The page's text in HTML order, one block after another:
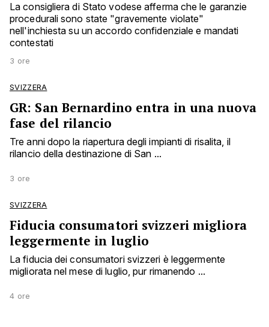
La consigliera di Stato vodese afferma che le garanzie
procedurali sono state "gravemente violate"
nell'inchiesta su un accordo confidenziale e mandati
contestati
3 ore
SVIZZERA
GR: San Bernardino entra in una nuova
fase del rilancio
Tre anni dopo la riapertura degli impianti di risalita, il
rilancio della destinazione di San ...
3 ore
SVIZZERA
Fiducia consumatori svizzeri migliora
leggermente in luglio
La fiducia dei consumatori svizzeri è leggermente
migliorata nel mese di luglio, pur rimanendo ...
4 ore